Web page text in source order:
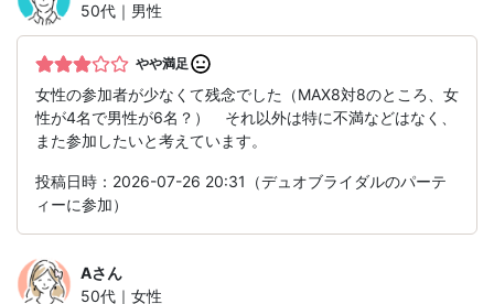
50代｜男性
やや満足
女性の参加者が少なくて残念でした（MAX8対8のところ、女
性が4名で男性が6名？） それ以外は特に不満などはなく、
また参加したいと考えています。
投稿日時：2026-07-26 20:31（デュオブライダルのパーテ
ィーに参加）
Aさん
50代｜女性